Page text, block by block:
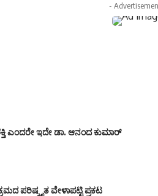
-
ಎಂದರೇ ಇದೇ ಡಾ. ಆನಂದ ಕುಮಾರ್
ಪರಿಷ್ಕೃತ ವೇಳಾಪಟ್ಟಿ ಪ್ರಕಟ